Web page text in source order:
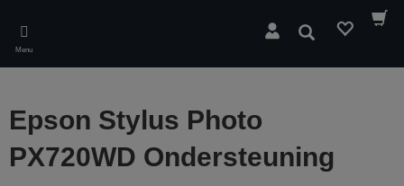
main
content
Menu
Zoeken
Epson Stylus Photo
PX720WD Ondersteuning